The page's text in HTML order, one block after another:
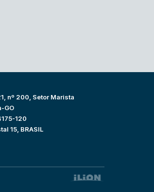
nº 200, Setor Marista
GO
120
15, BRASIL